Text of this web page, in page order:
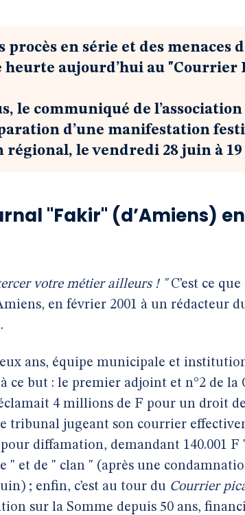
procès en série et des menaces
heurte aujourd’hui au "Courrier
le communiqué de
d’une manifestation
régional, le vendredi 28 juin à 19
"Fakir" (d’Amiens)
votre métier ailleurs ! "C’est ce
en février 2001 à un rédacteur
ans, équipe municipale et
ce but : le premier adjoint et n°2 de la
4 millions de F pour un droit
tribunal jugeant son courrier
diffamation, demandant 140.001
" et de " clan " (après une
; enfin, c’est au tour du Courrier
sur la Somme depuis 50 ans,